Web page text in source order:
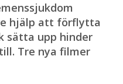
hjälp att förflytta
sätta upp hinder
Tre nya filmer